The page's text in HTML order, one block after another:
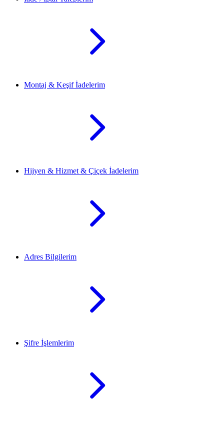
Montaj & Keşif İadelerim
Hijyen & Hizmet & Çiçek İadelerim
Adres Bilgilerim
Şifre İşlemlerim